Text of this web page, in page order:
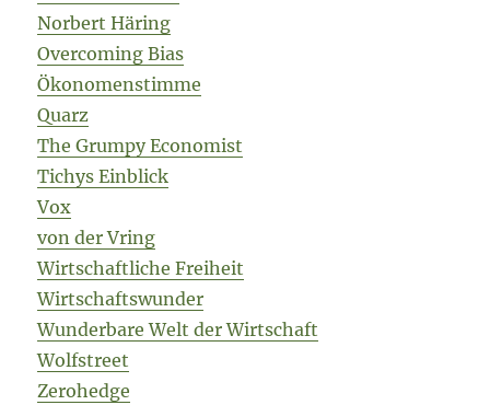
Norbert Häring
Overcoming Bias
Ökonomenstimme
Quarz
The Grumpy Economist
Tichys Einblick
Vox
von der Vring
Wirtschaftliche Freiheit
Wirtschaftswunder
Wunderbare Welt der Wirtschaft
Wolfstreet
Zerohedge